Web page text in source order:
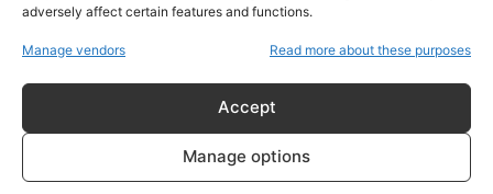
adversely affect certain features and functions.
Manage vendors Read more about these purposes
Accept
Manage options
esistenziale per l’umanità, qualcuno finirà inevitabilmente
per prendere sul serio quelle parole.
La storia dimostra che la violenza politica raramente nasce